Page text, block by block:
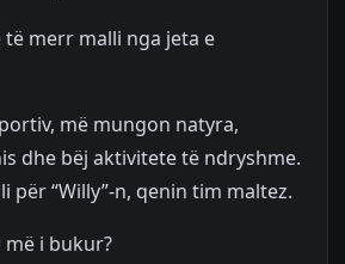
të merr malli nga jeta e
më mungon natyra,
dhe bëj aktivitete të ndryshme.
për “Willy”-n, qenin tim maltez.
i bukur?